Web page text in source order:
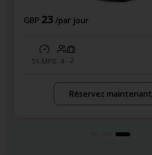
GBP 23 /par jour
51 MPG 4 2
Réservez maintenant